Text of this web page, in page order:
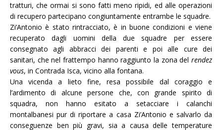
tratturi, che ormai si sono fatti meno ripidi, ed alle operazioni
di recupero partecipano congiuntamente entrambe le squadre.
Zi’Antonio è stato rintracciato, è in buone condizioni e viene
recuperato dagli uomini della due squadre per essere
consegnato agli abbracci dei parenti e poi alle cure dei
sanitari, che nel frattempo hanno raggiunto la zona del rendez
vous, in Contrada Isca, vicino alla fontana.
Una vicenda a lieto fine, resa possibile dal coraggio e
l’ardimento di alcune persone che, con grande spirito di
squadra, non hanno esitato a setacciare i calanchi
montalbanesi pur di riportare a casa Zi’Antonio e salvarlo da
conseguenze ben più gravi, sia a causa delle temperature